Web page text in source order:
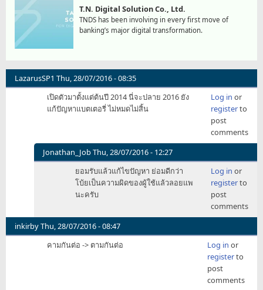
T.N. Digital Solution Co., Ltd.
TNDS has been involving in every first move of
banking’s major digital transformation.
LazarusSP1 Thu, 28/07/2016 - 08:35
เปิดตัวมาตั้งแต่ต้นปี 2014 นี่จะปลาย 2016 ยัง
แก้ปัญหาแบตเตอรี่ ไม่หมดไม่สิ้น
Log in or
registerto
post
comments
Jonathan_JobThu, 28/07/2016 - 12:27
In
มา
ตั้งแต่
ต้น
ยอมรับแล้วแก้ไขปัญหา ย่อมดีกว่า
โบ้ยเป็นความผิดของผู้ใช้แล้วลอยแพ
นะครับ
Log in or
registerto
post
comments
inkirbyThu, 28/07/2016 - 08:47
คามกันต่อ -> ตามกันต่อ
Log in or
registerto
post
comments